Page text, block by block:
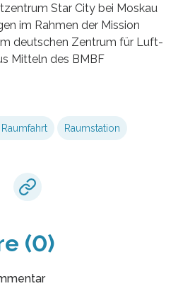
Star City bei Moskau
im Rahmen der Mission
deutschen Zentrum für Luft-
Mitteln des BMBF
Raumfahrt Raumstation
(0)